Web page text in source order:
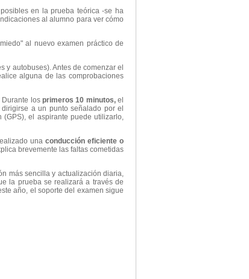
posibles en la prueba teórica -se ha
al alumno para ver cómo
al nuevo examen práctico de
y autobuses). Antes de comenzar el
alguna de las comprobaciones
Durante losprimeros 10 minutos,el
a un punto señalado por el
el aspirante puede utilizarlo,
una conducción eficiente o
brevemente las faltas cometidas
más sencilla y actualización diaria,
la prueba se realizará a través de
año, el soporte del examen sigue